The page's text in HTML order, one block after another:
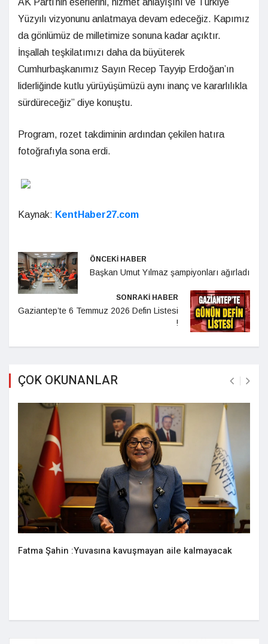
AK Parti’nin eserlerini, hizmet anlayışını ve Türkiye
Yüzyılı vizyonunu anlatmaya devam edeceğiz. Kapımız
da gönlümüz de milletimize sonuna kadar açıktır.
İnşallah teşkilatımızı daha da büyüterek
Cumhurbaşkanımız Sayın Recep Tayyip Erdoğan’ın
liderliğinde kutlu yürüyüşümüzü aynı inanç ve kararlılıkla
sürdüreceğiz” diye konuştu.
Program, rozet takdiminin ardından çekilen hatıra
fotoğrafıyla sona erdi.
Kaynak: KentHaber27.com
ÖNCEKİ HABER
Başkan Umut Yılmaz şampiyonları ağırladı
SONRAKİ HABER
Gaziantep’te 6 Temmuz 2026 Defin Listesi
!
ÇOK OKUNANLAR
Fatma Şahin :Yuvasına kavuşmayan aile kalmayacak